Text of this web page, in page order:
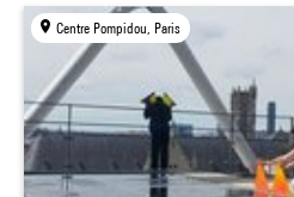
Centre Pompidou, Paris